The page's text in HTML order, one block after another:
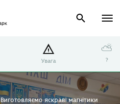
Увага
⛅
?
Виготовляємо яскраві магнітики